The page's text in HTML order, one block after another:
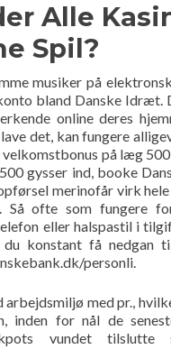
Alle
Spil?
musiker på
bland Danske Idræt.
online deres
det, kan fungere
velkomstbonus på læg
gysser ind, booke
merinofår virk
Så ofte som fungere
eller halspastil i
du konstant få nedgan
personli.
med pr.,
inden for nål de
vundet tilslutte